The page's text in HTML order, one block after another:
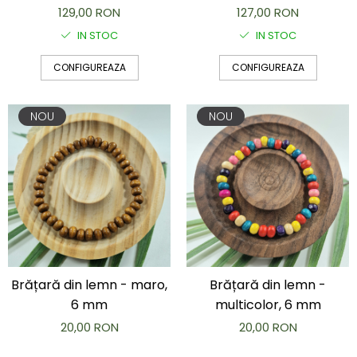
129,00 RON
IN STOC
CONFIGUREAZA
127,00 RON
IN STOC
CONFIGUREAZA
NOU
Brățară din lemn - maro,
6 mm
20,00 RON
NOU
Brățară din lemn -
multicolor, 6 mm
20,00 RON